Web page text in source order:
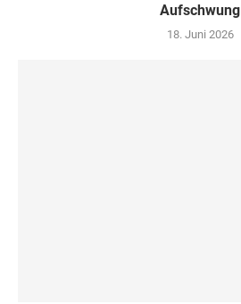
Aufschwung
18. Juni 2026